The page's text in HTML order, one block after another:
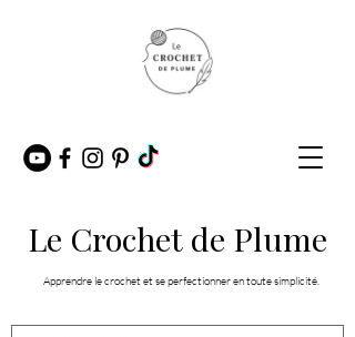
Le Crochet de Plume
Apprendre le crochet et se perfectionner en toute simplicité.